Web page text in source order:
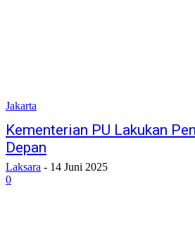
Jakarta
Kementerian PU Lakukan
Depan
Laksara - 14 Juni 2025
0